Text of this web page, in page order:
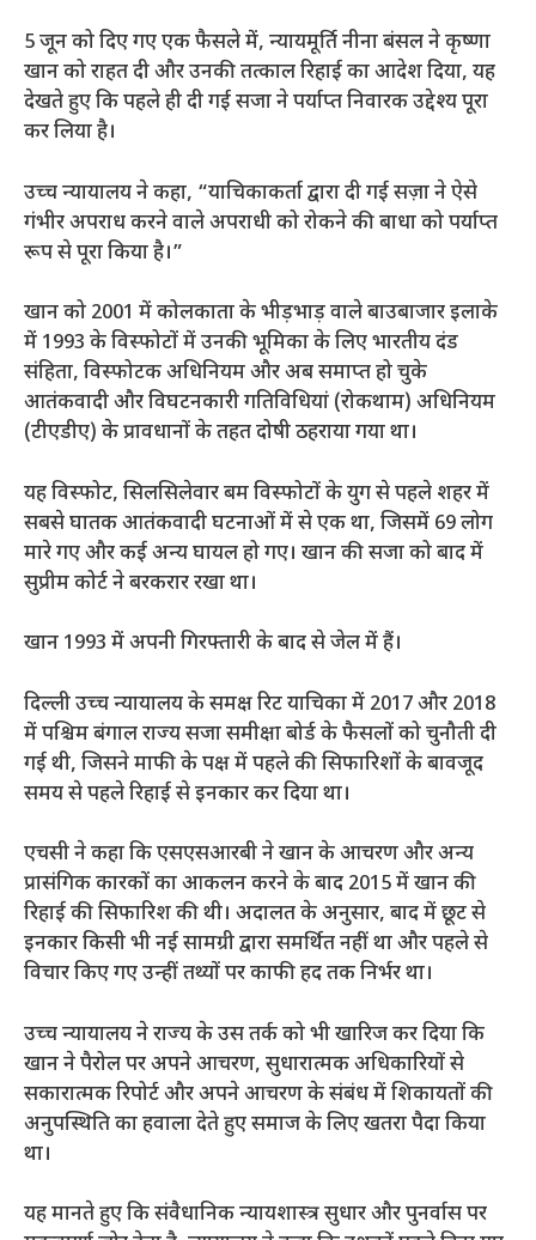
5 जून को दिए गए एक फैसले में, न्यायमूर्ति नीना बंसल ने कृष्णा
खान को राहत दी और उनकी तत्काल रिहाई का आदेश दिया, यह
देखते हुए कि पहले ही दी गई सजा ने पर्याप्त निवारक उद्देश्य पूरा
कर लिया है।
उच्च न्यायालय ने कहा, “याचिकाकर्ता द्वारा दी गई सज़ा ने ऐसे
गंभीर अपराध करने वाले अपराधी को रोकने की बाधा को पर्याप्त
रूप से पूरा किया है।”
खान को 2001 में कोलकाता के भीड़भाड़ वाले बाउबाजार इलाके
में 1993 के विस्फोटों में उनकी भूमिका के लिए भारतीय दंड
संहिता, विस्फोटक अधिनियम और अब समाप्त हो चुके
आतंकवादी और विघटनकारी गतिविधियां (रोकथाम) अधिनियम
(टीएडीए) के प्रावधानों के तहत दोषी ठहराया गया था।
यह विस्फोट, सिलसिलेवार बम विस्फोटों के युग से पहले शहर में
सबसे घातक आतंकवादी घटनाओं में से एक था, जिसमें 69 लोग
मारे गए और कई अन्य घायल हो गए। खान की सजा को बाद में
सुप्रीम कोर्ट ने बरकरार रखा था।
खान 1993 में अपनी गिरफ्तारी के बाद से जेल में हैं।
दिल्ली उच्च न्यायालय के समक्ष रिट याचिका में 2017 और 2018
में पश्चिम बंगाल राज्य सजा समीक्षा बोर्ड के फैसलों को चुनौती दी
गई थी, जिसने माफी के पक्ष में पहले की सिफारिशों के बावजूद
समय से पहले रिहाई से इनकार कर दिया था।
एचसी ने कहा कि एसएसआरबी ने खान के आचरण और अन्य
प्रासंगिक कारकों का आकलन करने के बाद 2015 में खान की
रिहाई की सिफारिश की थी। अदालत के अनुसार, बाद में छूट से
इनकार किसी भी नई सामग्री द्वारा समर्थित नहीं था और पहले से
विचार किए गए उन्हीं तथ्यों पर काफी हद तक निर्भर था।
उच्च न्यायालय ने राज्य के उस तर्क को भी खारिज कर दिया कि
खान ने पैरोल पर अपने आचरण, सुधारात्मक अधिकारियों से
सकारात्मक रिपोर्ट और अपने आचरण के संबंध में शिकायतों की
अनुपस्थिति का हवाला देते हुए समाज के लिए खतरा पैदा किया
था।
यह मानते हुए कि संवैधानिक न्यायशास्त्र सुधार और पुनर्वास पर